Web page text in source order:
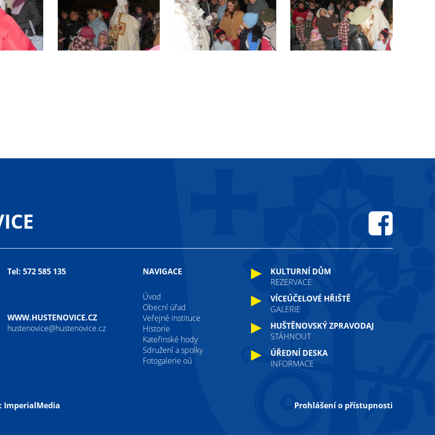
Tel: 572 585 135
WWW.HUSTENOVICE.CZ
hustenovice@hustenovice.cz
NAVIGACE
Úvod
Obecní úřad
Veřejné instituce
Historie
Kateřinské hody
Sdružení a spolky
Fotogalerie oú
KULTURNÍ DŮM
REZERVACE
VÍCEÚČELOVÉ HŘIŠTĚ
GALERIE
HUŠTĚNOVSKÝ ZPRAVODAJ
STÁHNOUT
ÚŘEDNÍ DESKA
INFORMACE
ImperialMedia Prohlášení o přístupnosti